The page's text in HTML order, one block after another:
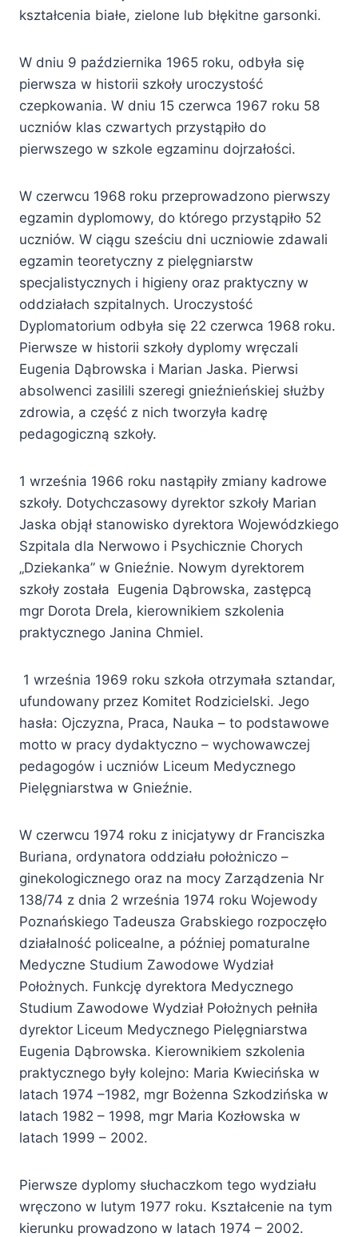
kształcenia białe, zielone lub błękitne garsonki.
W dniu 9 października 1965 roku, odbyła się
pierwsza w historii szkoły uroczystość
czepkowania. W dniu 15 czerwca 1967 roku 58
uczniów klas czwartych przystąpiło do
pierwszego w szkole egzaminu dojrzałości.
W czerwcu 1968 roku przeprowadzono pierwszy
egzamin dyplomowy, do którego przystąpiło 52
uczniów. W ciągu sześciu dni uczniowie zdawali
egzamin teoretyczny z pielęgniarstw
specjalistycznych i higieny oraz praktyczny w
oddziałach szpitalnych. Uroczystość
Dyplomatorium odbyła się 22 czerwca 1968 roku.
Pierwsze w historii szkoły dyplomy wręczali
Eugenia Dąbrowska i Marian Jaska. Pierwsi
absolwenci zasilili szeregi gnieźnieńskiej służby
zdrowia, a część z nich tworzyła kadrę
pedagogiczną szkoły.
1 września 1966 roku nastąpiły zmiany kadrowe
szkoły. Dotychczasowy dyrektor szkoły Marian
Jaska objął stanowisko dyrektora Wojewódzkiego
Szpitala dla Nerwowo i Psychicznie Chorych
„Dziekanka” w Gnieźnie. Nowym dyrektorem
szkoły została Eugenia Dąbrowska, zastępcą
mgr Dorota Drela, kierownikiem szkolenia
praktycznego Janina Chmiel.
1 września 1969 roku szkoła otrzymała sztandar,
ufundowany przez Komitet Rodzicielski. Jego
hasła: Ojczyzna, Praca, Nauka – to podstawowe
motto w pracy dydaktyczno – wychowawczej
pedagogów i uczniów Liceum Medycznego
Pielęgniarstwa w Gnieźnie.
W czerwcu 1974 roku z inicjatywy dr Franciszka
Buriana, ordynatora oddziału położniczo –
ginekologicznego oraz na mocy Zarządzenia Nr
138/74 z dnia 2 września 1974 roku Wojewody
Poznańskiego Tadeusza Grabskiego rozpoczęło
działalność policealne, a później pomaturalne
Medyczne Studium Zawodowe Wydział
Położnych. Funkcję dyrektora Medycznego
Studium Zawodowe Wydział Położnych pełniła
dyrektor Liceum Medycznego Pielęgniarstwa
Eugenia Dąbrowska. Kierownikiem szkolenia
praktycznego były kolejno: Maria Kwiecińska w
latach 1974 –1982, mgr Bożenna Szkodzińska w
latach 1982 – 1998, mgr Maria Kozłowska w
latach 1999 – 2002.
Pierwsze dyplomy słuchaczkom tego wydziału
wręczono w lutym 1977 roku. Kształcenie na tym
kierunku prowadzono w latach 1974 – 2002.